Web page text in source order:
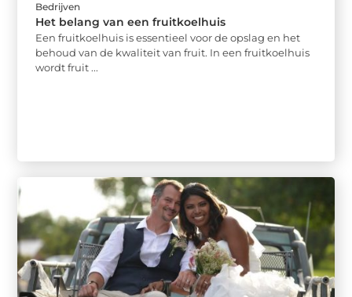
Bedrijven
Het belang van een fruitkoelhuis
Een fruitkoelhuis is essentieel voor de opslag en het
behoud van de kwaliteit van fruit. In een fruitkoelhuis
wordt fruit ...